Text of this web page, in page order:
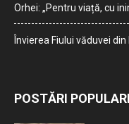
Orhei: „Pentru viață, cu
Învierea Fiului văduvei din
POSTĂRI